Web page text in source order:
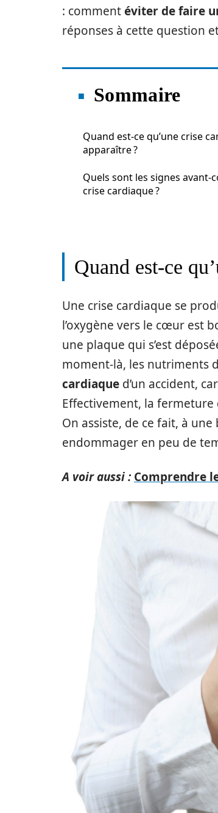
: commentéviter de faire
réponses à cette question
Sommaire
Quand est-ce qu’une crise
apparaître ?
Quels sont les signes avant-
crise cardiaque ?
Quand est-ce
Une crise cardiaque se
l’oxygène vers le cœur est
une plaque qui s’est
moment-là, les nutriments
cardiaque d’un accident,
Effectivement, la fermeture
On assiste, de ce fait, à
endommager en peu de
A voir aussi : Comprendre